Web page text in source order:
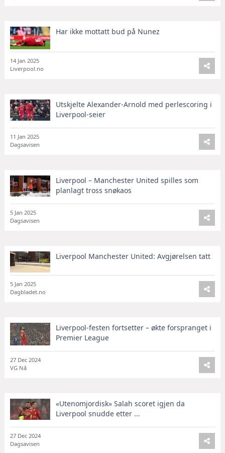
Har ikke mottatt bud på Nunez
14 Jan 2025
Liverpool.no
Utskjelte Alexander-Arnold med perlescoring i
Liverpool-seier
11 Jan 2025
Dagsavisen
Liverpool – Manchester United spilles som
planlagt tross snøkaos
5 Jan 2025
Dagsavisen
Liverpool Manchester United: Avgjørelsen tatt
5 Jan 2025
Dagbladet.no
Liverpool-festen fortsetter – økte forspranget i
Premier League
27 Dec 2024
VG Nå
«Utenomjordisk» Salah scoret igjen da
Liverpool snudde etter ...
27 Dec 2024
Dagsavisen